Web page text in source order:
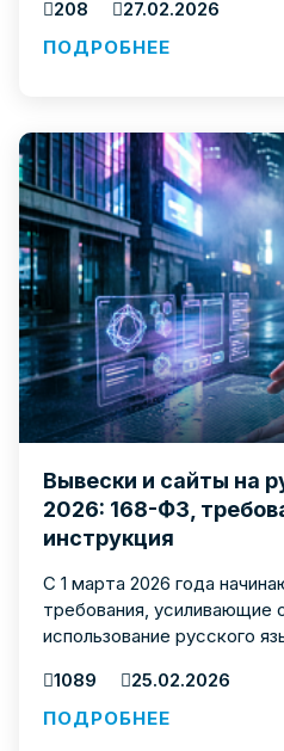
208
27.02.2026
ПОДРОБНЕЕ
Вывески и сайты на
2026: 168-ФЗ,
инструкция
С 1 марта 2026 года
требования, усиливающие
использование русского
1089
25.02.2026
ПОДРОБНЕЕ